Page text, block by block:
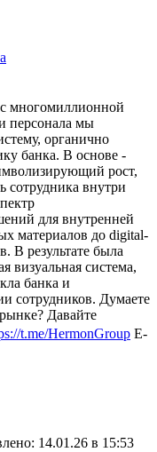
многомиллионной
персонала мы
органично
банка. В основе -
рост,
сотрудника внутри
для внутренней
материалов до digital-
В результате была
визуальная система,
банка и
сотрудников. Думаете
Давайте
t.me/HermonGroup E-
14.01.26 в 15:53